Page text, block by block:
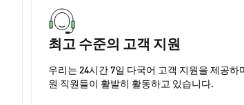
최고 수준의 고객 지원
우리는 24시간 7일 다국어 고객 지원을 제공
원 직원들이 활발히 활동하고 있습니다.